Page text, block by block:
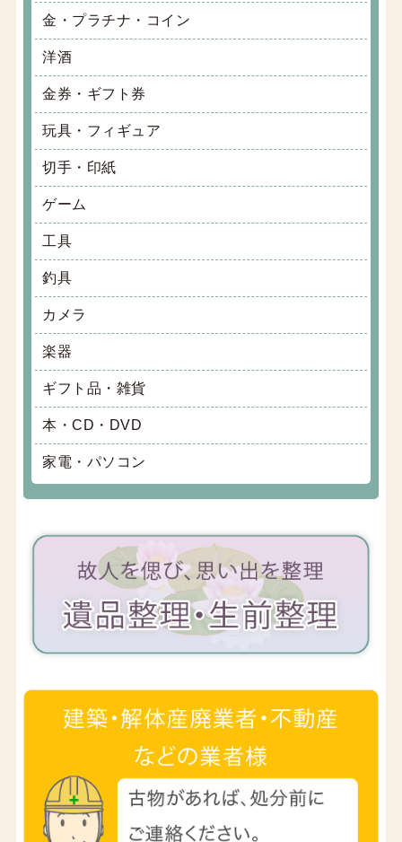
金・プラチナ・コイン
洋酒
金券・ギフト券
玩具・フィギュア
切手・印紙
ゲーム
工具
釣具
カメラ
楽器
ギフト品・雑貨
本・CD・DVD
家電・パソコン